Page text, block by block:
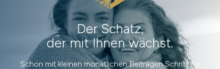
Der Schatz,
der mit Ihnen wächst.
Schon mit kleinen monatlichen Beiträgen Schritt für